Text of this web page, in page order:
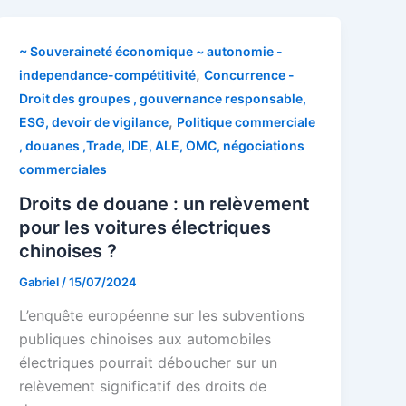
~ Souveraineté économique ~ autonomie -
independance-compétitivité,Concurrence -
Droit des groupes , gouvernance responsable,
ESG, devoir de vigilance, Politique commerciale
, douanes ,Trade, IDE, ALE, OMC, négociations
commerciales
Droits de douane : un relèvement
pour les voitures électriques
chinoises ?
Gabriel /15/07/2024
L’enquête européenne sur les subventions
publiques chinoises aux automobiles
électriques pourrait déboucher sur un
relèvement significatif des droits de